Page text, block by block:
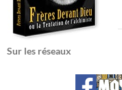
Sur les réseaux